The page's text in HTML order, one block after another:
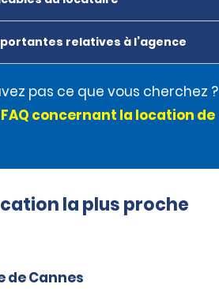
relatives à l’agence
pas ce que vous cherchez ?
concernant la location de
la plus proche
de Cannes